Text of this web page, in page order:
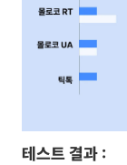
테스트 결과 :